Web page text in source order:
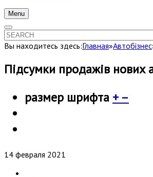
Menu
Вы находитесь здесь:Главная»Автобізнес
Підсумки продажів нових
размер шрифта + –
14 февраля 2021